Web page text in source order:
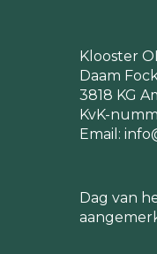
Klooster
Daam
3818 KG
KvK-
Email:
Dag van